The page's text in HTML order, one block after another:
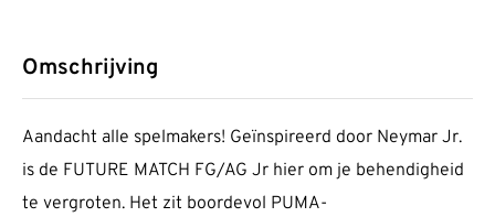
Omschrijving
Aandacht alle spelmakers! Geïnspireerd door Neymar Jr.
is de FUTURE MATCH FG/AG Jr hier om je behendigheid
te vergroten. Het zit boordevol PUMA-